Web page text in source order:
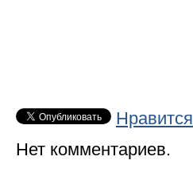
Нравится
Нет комментариев.